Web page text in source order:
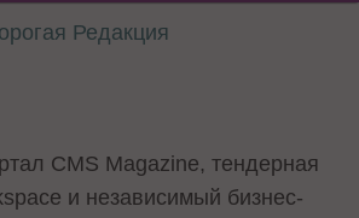
Редакция
CMS Magazine, тендерная
и независимый бизнес-